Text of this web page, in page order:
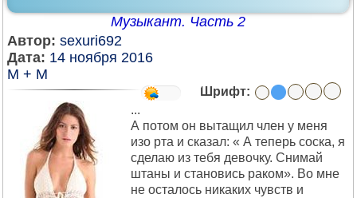
Музыкант. Часть 2
Автор: sexuri692
Дата: 14 ноября 2016
М + М
Шрифт:
...
А потом он вытащил член у меня
изо рта и сказал: « А теперь соска, я
сделаю из тебя девочку. Снимай
штаны и становись раком». Во мне
не осталось никаких чувств и